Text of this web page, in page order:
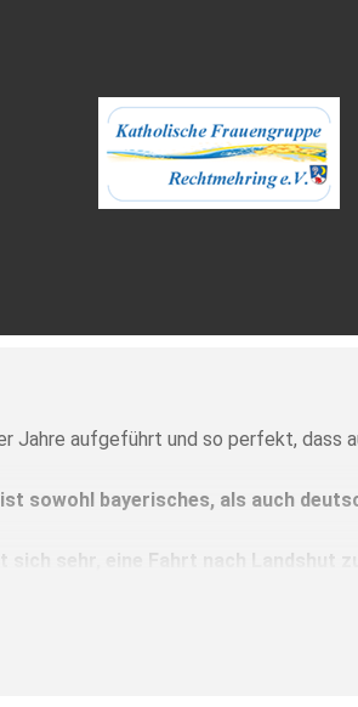
Jahre aufgeführt und so perfekt, dass
sowohl bayerisches, als auch
sich sehr, eine Fahrt nach Landshut
man den Hochzeitszug, die